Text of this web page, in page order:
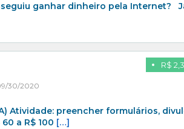
ganhar dinheiro pela Internet?
R$
30/2020
Atividade: preencher formulários,
a R$ 100 […]